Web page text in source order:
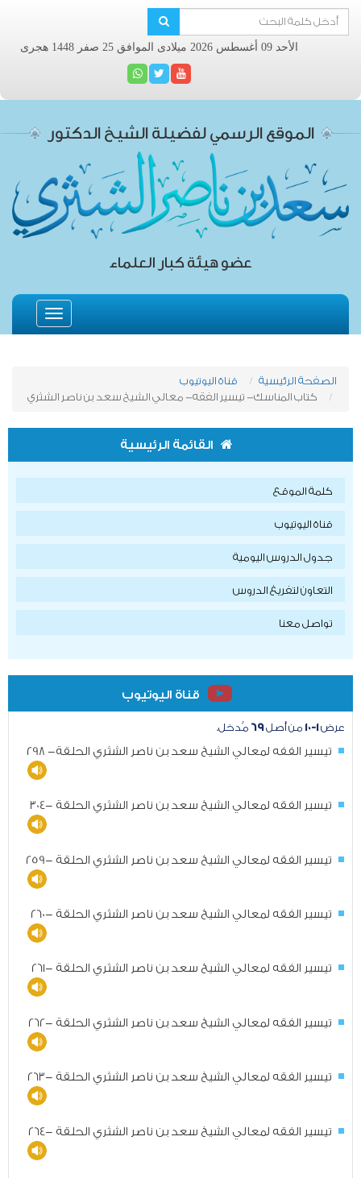
الأحد 09 أغسطس 2026 ميلادى الموافق 25 صفر 1448 هجرى
الموقع الرسمي لفضيلة الشيخ الدكتور
عضو هيئة كبار العلماء
Toggle
navigation
الصفحة الرئيسية
قناة اليوتيوب
كتاب المناسك- تيسير الفقه- معالي الشيخ سعد بن ناصر الشثري
القائمة الرئيسية
كلمة الموقع
قناة اليوتيوب
جدول الدروس اليومية
التعاون لتفريغ الدروس
تواصل معنا
قناة اليوتيوب
عرض١-١٠ من أصل٦٩ مُدخل.
تيسير الففه لمعالي الشيخ سعد بن ناصر الشثري الحلقة- 298
تيسير الفقه لمعالي الشيخ سعد بن ناصر الشثري الحلقة -304
تيسير الفقه لمعالي الشيخ سعد بن ناصر الشثري الحلقة -259
تيسير الفقه لمعالي الشيخ سعد بن ناصر الشثري الحلقة -260
تيسير الفقه لمعالي الشيخ سعد بن ناصر الشثري الحلقة -261
تيسير الفقه لمعالي الشيخ سعد بن ناصر الشثري الحلقة -262
تيسير الفقه لمعالي الشيخ سعد بن ناصر الشثري الحلقة -263
تيسير الفقه لمعالي الشيخ سعد بن ناصر الشثري الحلقة -264